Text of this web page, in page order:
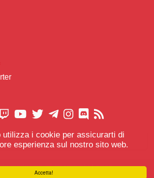
Accetta!
utilizza i cookie per assicurarti di
esperienza sul nostro sito web.
CONTATTACI
made with Scemo chi Legge-